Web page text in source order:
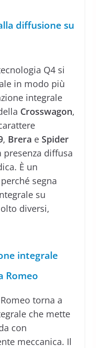
diffusione su
Q4 si
in modo più
integrale
Crosswagon,
, Brera e Spider
presenza diffusa
È un
segna
su
diversi,
integrale
Romeo
torna a
che mette
con
meccanica. Il